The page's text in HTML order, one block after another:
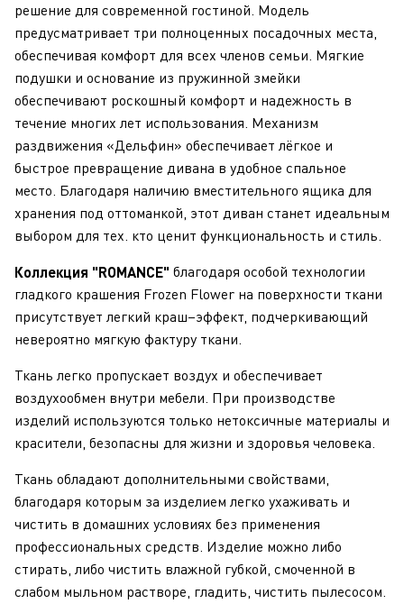
решение для современной гостиной. Модель
предусматривает три полноценных посадочных места,
обеспечивая комфорт для всех членов семьи. Мягкие
подушки и основание из пружинной змейки
обеспечивают роскошный комфорт и надежность в
течение многих лет использования. Механизм
раздвижения «Дельфин» обеспечивает лёгкое и
быстрое превращение дивана в удобное спальное
место. Благодаря наличию вместительного ящика для
хранения под оттоманкой, этот диван станет идеальным
выбором для тех. кто ценит функциональность и стиль.
Коллекция "ROMANCE" благодаря особой технологии
гладкого крашения Frozen Flower на поверхности ткани
присутствует легкий краш–эффект, подчеркивающий
невероятно мягкую фактуру ткани.
Ткань легко пропускает воздух и обеспечивает
воздухообмен внутри мебели. При производстве
изделий используются только нетоксичные материалы и
красители, безопасны для жизни и здоровья человека.
Ткань обладают дополнительными свойствами,
благодаря которым за изделием легко ухаживать и
чистить в домашних условиях без применения
профессиональных средств. Изделие можно либо
стирать, либо чистить влажной губкой, смоченной в
слабом мыльном растворе, гладить, чистить пылесосом.